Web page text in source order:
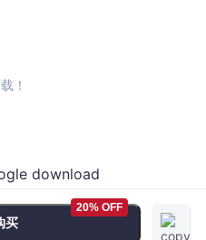
买
20% OFF
！